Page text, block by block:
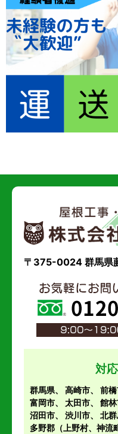
〒375-0024 群馬県
対
群馬県、 高崎市、 前
富岡市、 太田市、 館
沼田市、 渋川市、 北群
多野郡（上野村、神流